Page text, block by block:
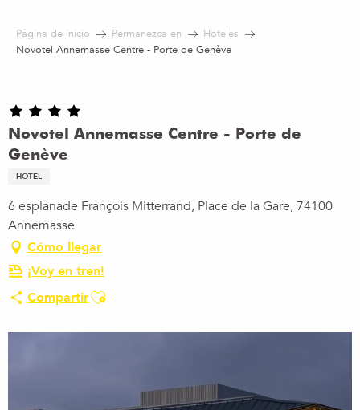
contenu
Página de inicio Permanezca en
Hoteles
Novotel Annemasse Centre - Porte de Genève
Novotel Annemasse Centre - Porte de
Genève
HOTEL
6 esplanade François Mitterrand, Place de la Gare, 74100
Annemasse
Cómo llegar
¡Voy en tren!
CompartirAjouter aux favoris